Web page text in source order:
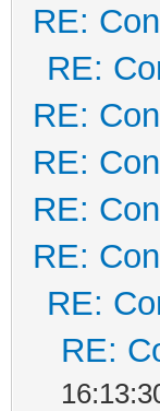
RE:
RE:
RE:
RE:
RE:
RE:
RE:
RE: